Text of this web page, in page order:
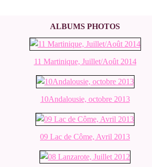
ALBUMS PHOTOS
11 Martinique, Juillet/Août 2014
10Andalousie, octobre 2013
09 Lac de Côme, Avril 2013